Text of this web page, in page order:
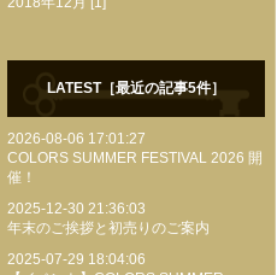
LATEST［最近の記事5件］
2026-08-06 17:01:27
COLORS SUMMER FESTIVAL 2026 開
催！
2025-12-30 21:36:03
年末のご挨拶と初売りのご案内
2025-07-29 18:04:06